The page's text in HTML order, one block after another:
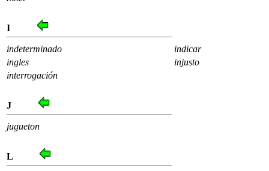
I
indeterminado
indicar
ingles
injusto
interrogación
J
jugueton
L